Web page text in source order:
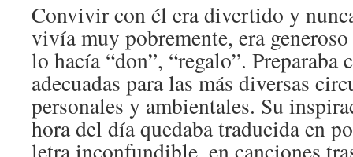
Convivir con él era divertido y
vivía muy pobremente, era
lo hacía “don”, “regalo”. Preparaba
adecuadas para las más diversas
personales y ambientales. Su
hora del día quedaba traducida en
letra inconfundible, en canciones